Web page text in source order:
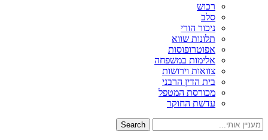
רכוש
סלב
ניכור הורי
תלונות שווא
אפוטרופוסות
אלימות במשפחה
צוואות וירושות
בית הדין הרבני
מכורסת המטפל
עדשת החוקר
Search